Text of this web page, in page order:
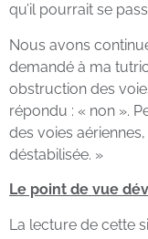
qu’il pourrait se
Nous avons
demandé à ma
obstruction des
répondu : « non ».
des voies
déstabilisée. »
Le point de vue
La lecture de cette